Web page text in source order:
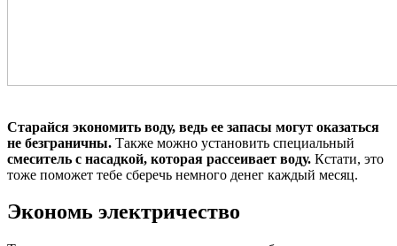
Старайся экономить воду, ведь ее запасы могут оказаться
не безграничны. Также можно установить специальный
смеситель с насадкой, которая рассеивает воду. Кстати, это
тоже поможет тебе сберечь немного денег каждый месяц.
Экономь электричество